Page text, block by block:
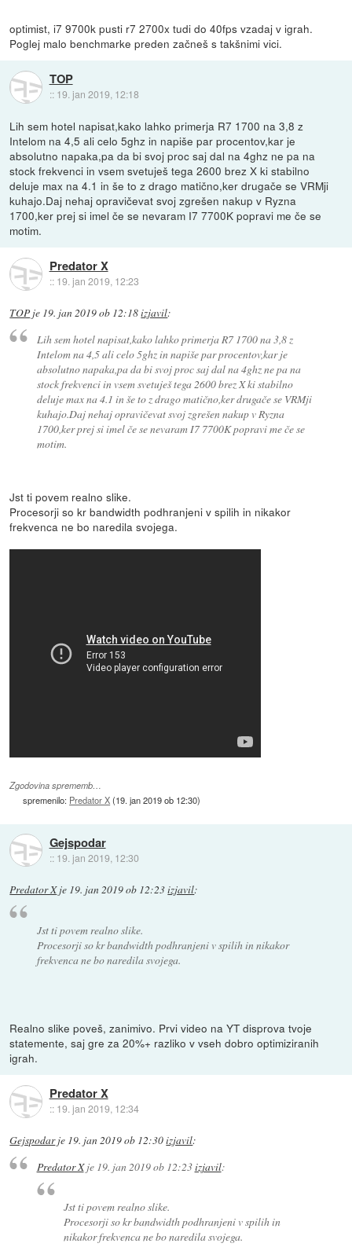
optimist, i7 9700k pusti r7 2700x tudi do 40fps vzadaj v igrah.
Poglej malo benchmarke preden začneš s takšnimi vici.
TOP
:: 19. jan 2019, 12:18
Lih sem hotel napisat,kako lahko primerja R7 1700 na 3,8 z
Intelom na 4,5 ali celo 5ghz in napiše par procentov,kar je
absolutno napaka,pa da bi svoj proc saj dal na 4ghz ne pa na
stock frekvenci in vsem svetuješ tega 2600 brez X ki stabilno
deluje max na 4.1 in še to z drago matično,ker drugače se VRMji
kuhajo.Daj nehaj opravičevat svoj zgrešen nakup v Ryzna
1700,ker prej si imel če se nevaram I7 7700K popravi me če se
motim.
Predator X
:: 19. jan 2019, 12:23
TOP je 19. jan 2019 ob 12:18izjavil:
Lih sem hotel napisat,kako lahko primerja R7 1700 na 3,8 z
Intelom na 4,5 ali celo 5ghz in napiše par procentov,kar je
absolutno napaka,pa da bi svoj proc saj dal na 4ghz ne pa na
stock frekvenci in vsem svetuješ tega 2600 brez X ki stabilno
deluje max na 4.1 in še to z drago matično,ker drugače se VRMji
kuhajo.Daj nehaj opravičevat svoj zgrešen nakup v Ryzna
1700,ker prej si imel če se nevaram I7 7700K popravi me če se
motim.
Jst ti povem realno slike.
Procesorji so kr bandwidth podhranjeni v spilih in nikakor
frekvenca ne bo naredila svojega.
Zgodovina sprememb…
spremenilo: Predator X(19. jan 2019 ob 12:30)
Gejspodar
:: 19. jan 2019, 12:30
Predator Xje 19. jan 2019 ob 12:23izjavil:
Jst ti povem realno slike.
Procesorji so kr bandwidth podhranjeni v spilih in nikakor
frekvenca ne bo naredila svojega.
Realno slike poveš, zanimivo. Prvi video na YT disprova tvoje
statemente, saj gre za 20%+ razliko v vseh dobro optimiziranih
igrah.
Predator X
:: 19. jan 2019, 12:34
Gejspodarje 19. jan 2019 ob 12:30izjavil:
Predator Xje 19. jan 2019 ob 12:23izjavil:
Jst ti povem realno slike.
Procesorji so kr bandwidth podhranjeni v spilih in
nikakor frekvenca ne bo naredila svojega.